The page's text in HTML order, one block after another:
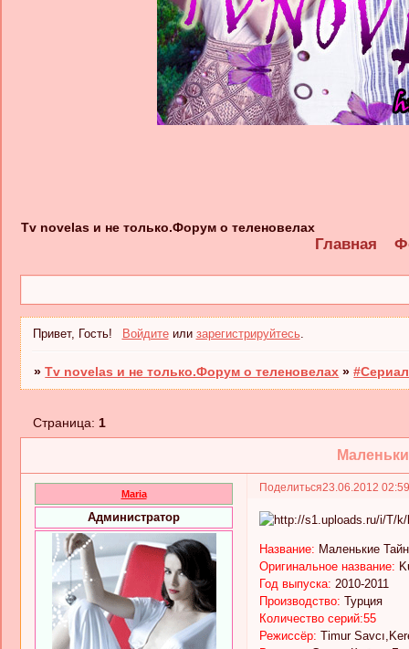
Tv novelas и не только.Форум о теленовелах
Главная
Привет, Гость! Войдитеили зарегистрируйтесь.
»Tv novelas и не только.Форум о теленовелах »
Страница:1
Поделиться23.06.2012
Maria
Администратор
Название: Маленькие
Оригинальное название:
Год выпуска: 2010-2011
Производство: Турция
Количество серий:55
Режиссёр: Timur